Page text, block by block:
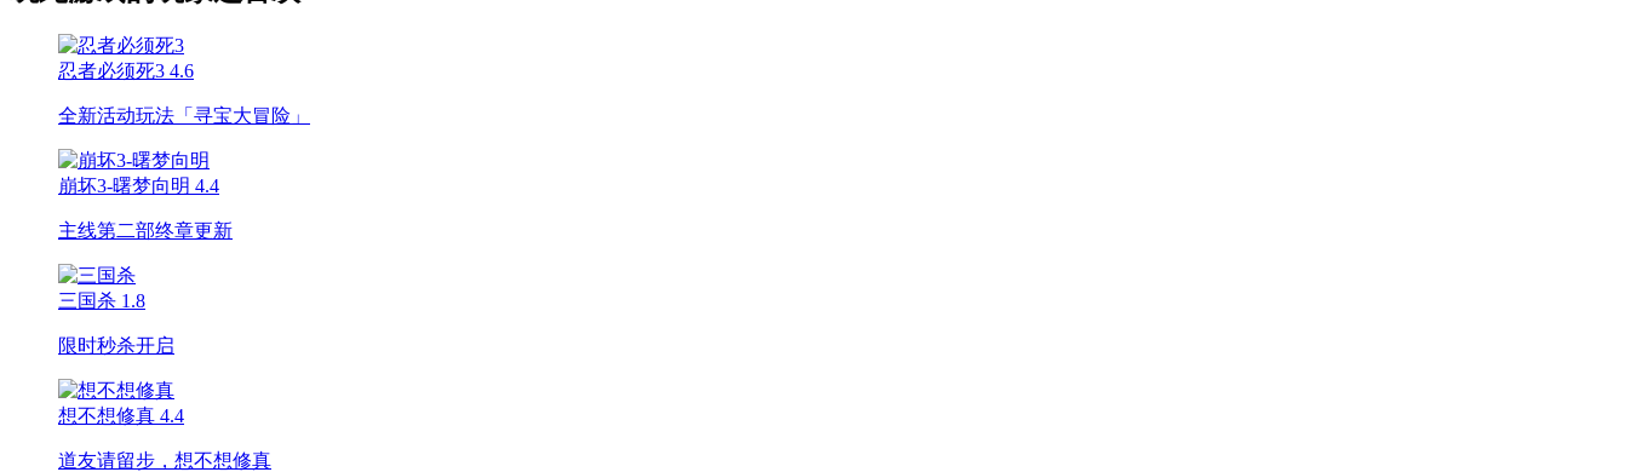
忍者必须死3 4.6
全新活动玩法「寻宝大冒险」
崩坏3-曙梦向明 4.4
主线第二部终章更新
三国杀 1.8
限时秒杀开启
想不想修真 4.4
道友请留步，想不想修真